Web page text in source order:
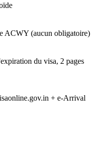
ACWY (aucun obligatoire)
du visa, 2 pages
+ e-Arrival